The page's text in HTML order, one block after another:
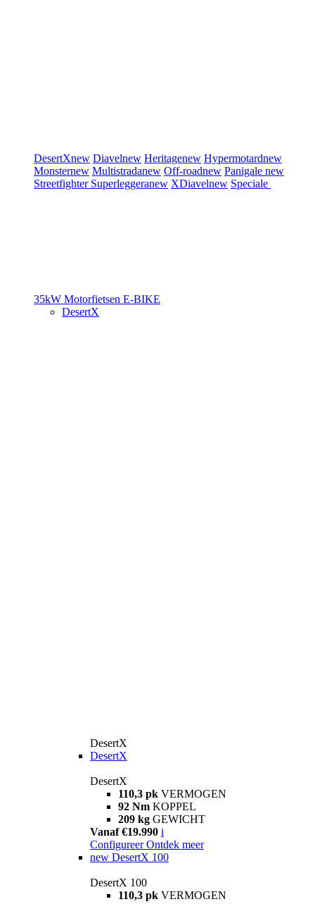
DesertXnew Diavelnew Heritagenew Hypermotardnew
Monsternew Multistradanew Off-roadnew Panigale new
Streetfighter Superleggeranew XDiavelnew Speciale
35kW Motorfietsen E-BIKE
DesertX
DesertX
DesertX
DesertX
110,3 pk VERMOGEN
92 Nm KOPPEL
209 kg GEWICHT
Vanaf €19.990 i
Configureer Ontdek meer
new DesertX 100
DesertX 100
110,3 pk VERMOGEN